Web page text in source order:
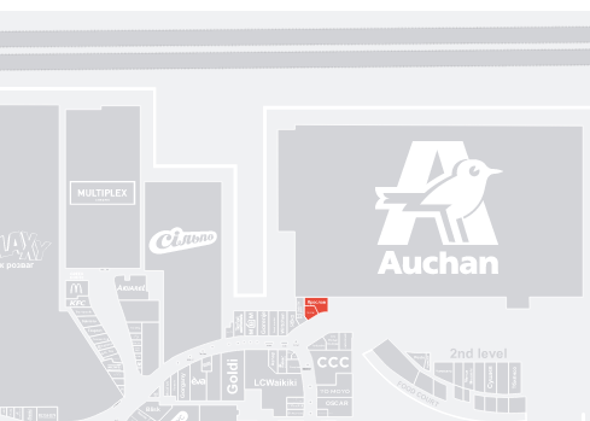
Blisk
Gorgany
Gorenje
Proзріння
OSCAR
Sushi Nice